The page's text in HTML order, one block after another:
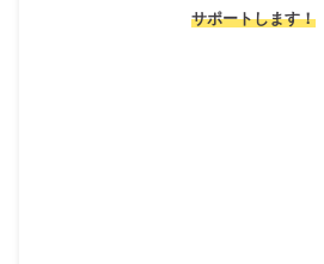
サポートします！